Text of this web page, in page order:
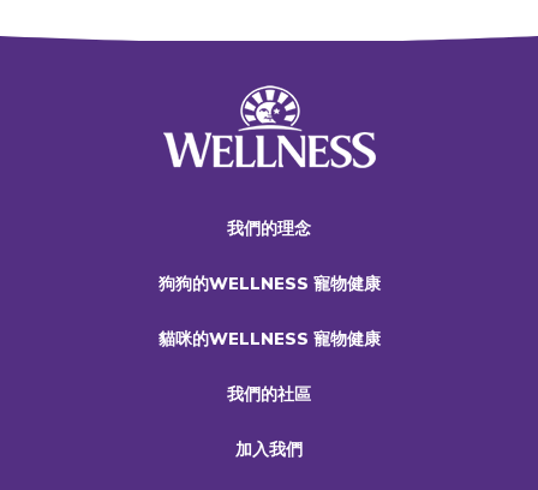
我們的理念
狗狗的WELLNESS 寵物健康
貓咪的WELLNESS 寵物健康
我們的社區
加入我們